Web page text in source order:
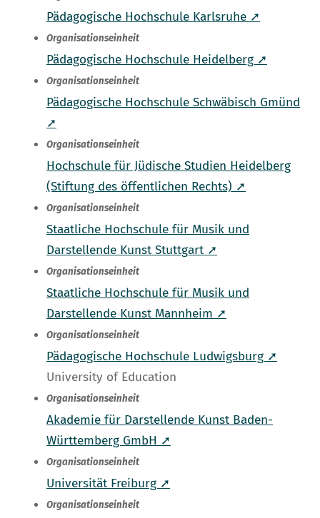
Pädagogische Hochschule Karlsruhe ➚
Organisationseinheit
Pädagogische Hochschule Heidelberg ➚
Organisationseinheit
Pädagogische Hochschule Schwäbisch Gmünd
➚
Organisationseinheit
Hochschule für Jüdische Studien Heidelberg
(Stiftung des öffentlichen Rechts) ➚
Organisationseinheit
Staatliche Hochschule für Musik und
Darstellende Kunst Stuttgart ➚
Organisationseinheit
Staatliche Hochschule für Musik und
Darstellende Kunst Mannheim ➚
Organisationseinheit
Pädagogische Hochschule Ludwigsburg ➚
University of Education
Organisationseinheit
Akademie für Darstellende Kunst Baden-
Württemberg GmbH ➚
Organisationseinheit
Universität Freiburg ➚
Organisationseinheit